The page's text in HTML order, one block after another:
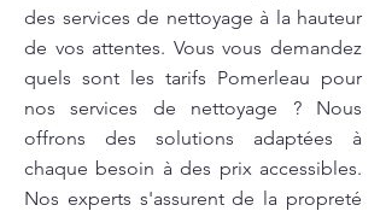
des services de nettoyage à la hauteur
de vos attentes. Vous vous demandez
quels sont les tarifs Pomerleau pour
nos services de nettoyage ? Nous
offrons des solutions adaptées à
chaque besoin à des prix accessibles.
Nos experts s'assurent de la propreté